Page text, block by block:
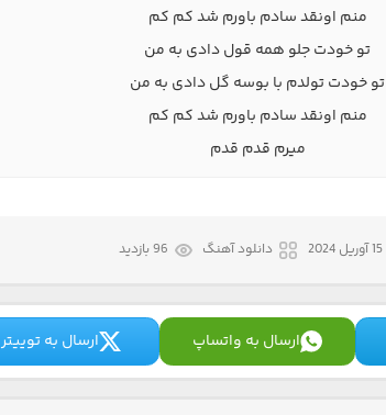
منم اونقد سادم باورم شد کم کم
تو خودت جلو همه قول دادی به من
تو خودت تولدم با بوسه گل دادی به من
منم اونقد سادم باورم شد کم کم
میرم قدم قدم
15 آوریل 2024 دانلود آهنگ 96 بازدید
ارسال به واتساپ ارسال به توییتر